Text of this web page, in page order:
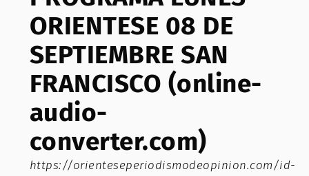
ORIENTESE 08 DE
SEPTIEMBRE SAN
FRANCISCO (online-
audio-
converter.com)
https://orienteseperiodismodeopinion.com/id-